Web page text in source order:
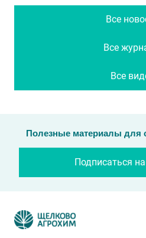
Все
Все
Все
Полезные материалы для
Подписаться